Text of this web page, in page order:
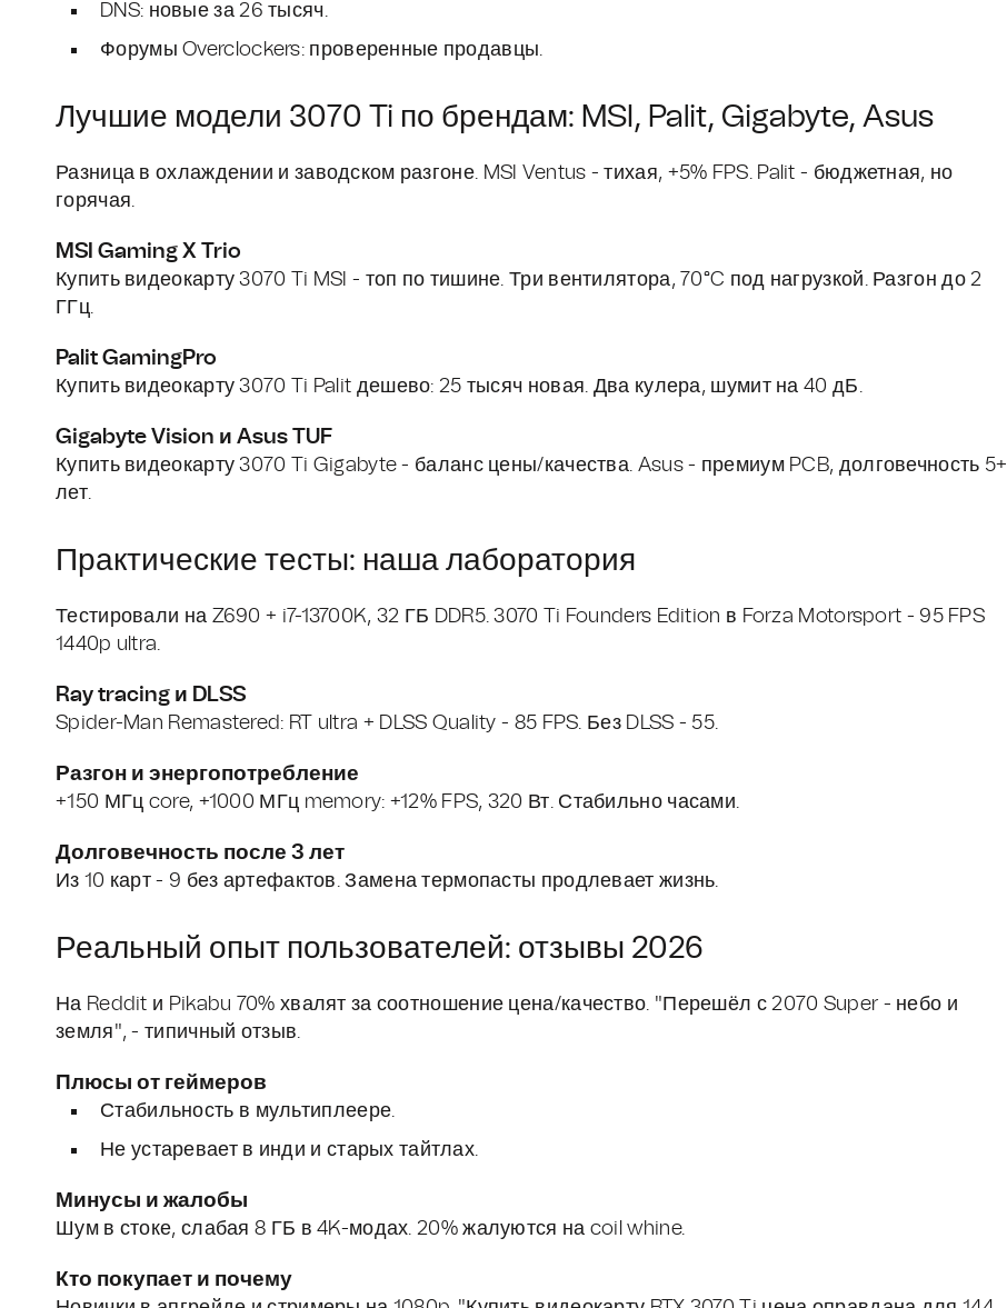
DNS: новые за 26 тысяч.
Форумы Overclockers: проверенные продавцы.
Лучшие модели 3070 Ti по брендам: MSI, Palit, Gigabyte, Asus
Разница в охлаждении и заводском разгоне. MSI Ventus - тихая, +5% FPS. Palit - бюджетная, но
горячая.
MSI Gaming X Trio
Купить видеокарту 3070 Ti MSI - топ по тишине. Три вентилятора, 70°C под нагрузкой. Разгон до 2
ГГц.
Palit GamingPro
Купить видеокарту 3070 Ti Palit дешево: 25 тысяч новая. Два кулера, шумит на 40 дБ.
Gigabyte Vision и Asus TUF
Купить видеокарту 3070 Ti Gigabyte - баланс цены/качества. Asus - премиум PCB, долговечность 5+
лет.
Практические тесты: наша лаборатория
Тестировали на Z690 + i7-13700K, 32 ГБ DDR5. 3070 Ti Founders Edition в Forza Motorsport - 95 FPS
1440p ultra.
Ray tracing и DLSS
Spider-Man Remastered: RT ultra + DLSS Quality - 85 FPS. Без DLSS - 55.
Разгон и энергопотребление
+150 МГц core, +1000 МГц memory: +12% FPS, 320 Вт. Стабильно часами.
Долговечность после 3 лет
Из 10 карт - 9 без артефактов. Замена термопасты продлевает жизнь.
Реальный опыт пользователей: отзывы 2026
На Reddit и Pikabu 70% хвалят за соотношение цена/качество. "Перешёл с 2070 Super - небо и
земля", - типичный отзыв.
Плюсы от геймеров
Стабильность в мультиплеере.
Не устаревает в инди и старых тайтлах.
Минусы и жалобы
Шум в стоке, слабая 8 ГБ в 4K-модах. 20% жалуются на coil whine.
Кто покупает и почему